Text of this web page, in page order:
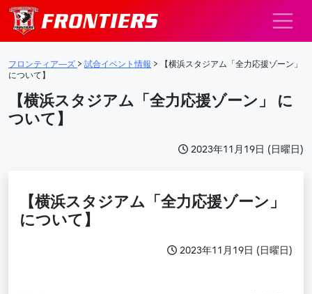
メインナビゲーション
フロンティア―ズ > 試合イベント情報 >
【横浜スタジアム「全力応援ゾーン」
について】
【横浜スタジアム「全力応援ゾーン」 に
ついて】
2023年11月19日 (日曜日)
【横浜スタジアム「全力応援ゾーン」
について】
2023年11月19日 (日曜日)